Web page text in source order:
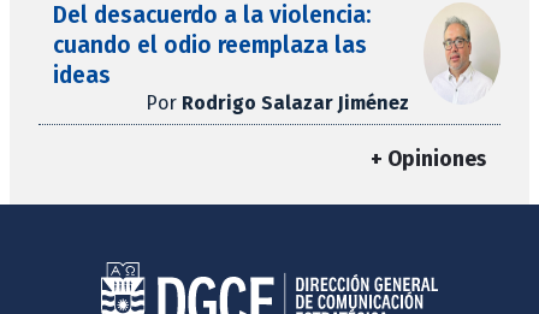
Del desacuerdo a la violencia:
cuando el odio reemplaza las
ideas
Por Rodrigo Salazar Jiménez
+ Opiniones